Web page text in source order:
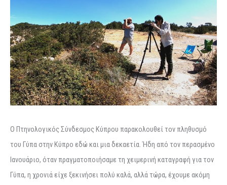
Ο Πτηνολογικός Σύνδεσμος Κύπρου παρακολουθεί τον πληθυσμό
του Γύπα στην Κύπρο εδώ και μια δεκαετία. Ήδη από τον περασμένο
Ιανουάριο, όταν πραγματοποιήσαμε τη χειμερινή καταγραφή για τον
Γύπα, η χρονιά είχε ξεκινήσει πολύ καλά, αλλά τώρα, έχουμε ακόμη